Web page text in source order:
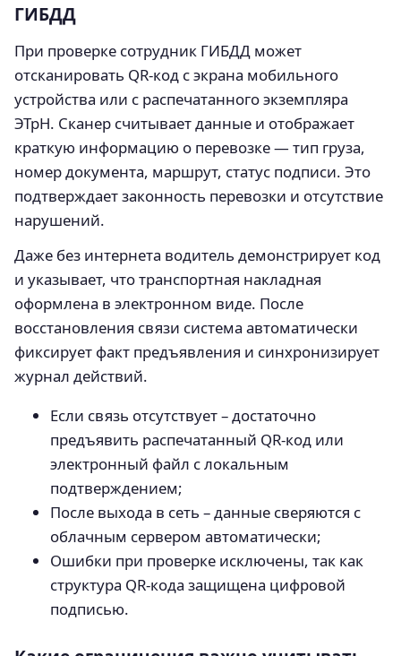
ГИБДД
При проверке сотрудник ГИБДД может
отсканировать QR-код с экрана мобильного
устройства или с распечатанного экземпляра
ЭТрН. Сканер считывает данные и отображает
краткую информацию о перевозке — тип груза,
номер документа, маршрут, статус подписи. Это
подтверждает законность перевозки и отсутствие
нарушений.
Даже без интернета водитель демонстрирует код
и указывает, что транспортная накладная
оформлена в электронном виде. После
восстановления связи система автоматически
фиксирует факт предъявления и синхронизирует
журнал действий.
Если связь отсутствует – достаточно
предъявить распечатанный QR-код или
электронный файл с локальным
подтверждением;
После выхода в сеть – данные сверяются с
облачным сервером автоматически;
Ошибки при проверке исключены, так как
структура QR-кода защищена цифровой
подписью.